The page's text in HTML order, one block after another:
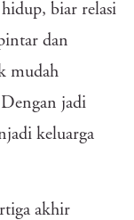
biar relasi
dan
mudah
Dengan jadi
keluarga
akhir